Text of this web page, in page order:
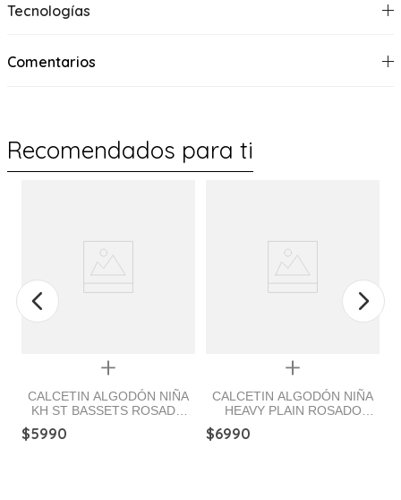
Tecnologías
Comentarios
Recomendados para ti
Quickview
CALCETIN ALGODÓN NIÑA
KH ST BASSETS ROSADO
$5990
Quickview
CALCETIN ALGODÓN NIÑA
HEAVY PLAIN ROSADO
$6990